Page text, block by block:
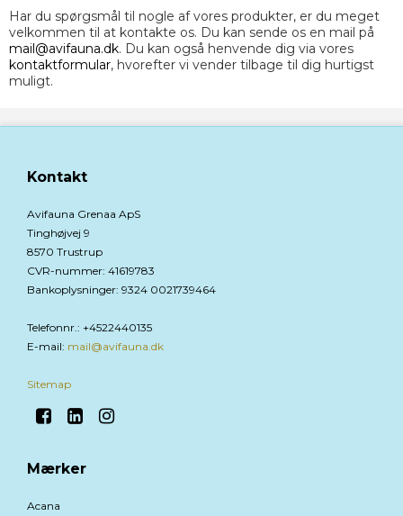
Har du spørgsmål til nogle af vores produkter, er du meget
velkommen til at kontakte os. Du kan sende os en mail på
mail@avifauna.dk. Du kan også henvende dig via vores
kontaktformular, hvorefter vi vender tilbage til dig hurtigst
muligt.
Kontakt
Avifauna Grenaa ApS
Tinghøjvej 9
8570 Trustrup
CVR-nummer: 41619783
Bankoplysninger: 9324 0021739464
Telefonnr. : +4522440135
E-mail: mail@avifauna.dk
Sitemap
Mærker
Acana